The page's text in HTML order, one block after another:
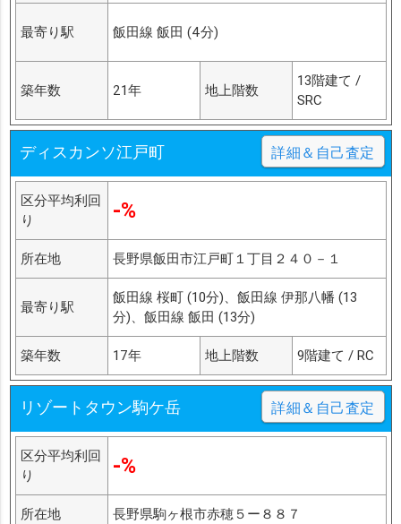
最寄り駅 飯田線 飯田 (4分)
築年数 21年 地上階数
13階建て /
SRC
ディスカンソ江戸町 詳細＆自己査定
区分平均利回
り
-%
所在地 長野県飯田市江戸町１丁目２４０－１
最寄り駅
飯田線 桜町 (10分)、飯田線 伊那八幡 (13
分)、飯田線 飯田 (13分)
築年数 17年 地上階数 9階建て / RC
リゾートタウン駒ケ岳 詳細＆自己査定
区分平均利回
り
-%
所在地 長野県駒ヶ根市赤穂５ー８８７